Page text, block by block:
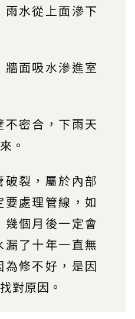
水從上面滲下
面吸水滲進室
密合，下雨天
。
裂，屬於內部
處理管線，如
個月後一定會
了十年一直無
修不好，是因
對原因。